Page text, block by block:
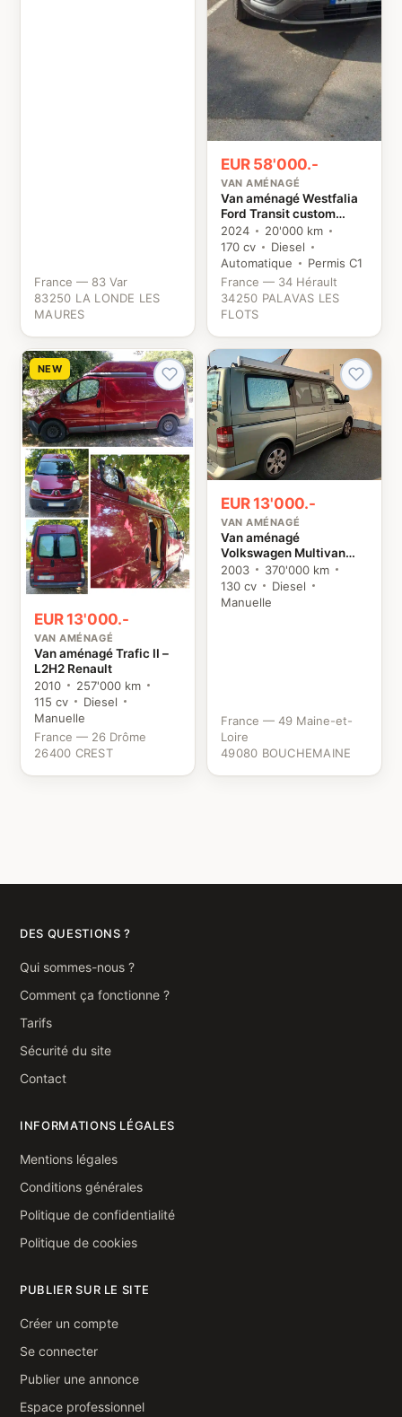
France — 83 Var
83250 LA LONDE LES
MAURES
EUR 58'000.-
VAN AMÉNAGÉ
Van aménagé Westfalia
Ford Transit custom
NUGGET Ford
2024
20'000 km
170 cv
Diesel
Automatique
Permis C1
France — 34 Hérault
34250 PALAVAS LES
FLOTS
NEW
EUR 13'000.-
VAN AMÉNAGÉ
Van aménagé Trafic II –
L2H2 Renault
2010
257'000 km
115 cv
Diesel
Manuelle
France — 26 Drôme
26400 CREST
EUR 13'000.-
VAN AMÉNAGÉ
Van aménagé
Volkswagen Multivan
TDI 130 VW
2003
370'000 km
130 cv
Diesel
Manuelle
France — 49 Maine-et-
Loire
49080 BOUCHEMAINE
DES QUESTIONS ?
Qui sommes-nous ?
Comment ça fonctionne ?
Tarifs
Sécurité du site
Contact
INFORMATIONS LÉGALES
Mentions légales
Conditions générales
Politique de confidentialité
Politique de cookies
PUBLIER SUR LE SITE
Créer un compte
Se connecter
Publier une annonce
Espace professionnel